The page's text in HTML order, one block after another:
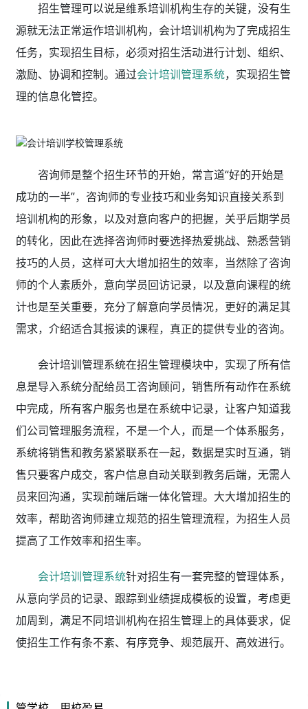
招生管理可以说是维系培训机构生存的关键，没有生
源就无法正常运作培训机构，会计培训机构为了完成招生
任务，实现招生目标，必须对招生活动进行计划、组织、
激励、协调和控制。通过会计培训管理系统，实现招生管
理的信息化管控。
咨询师是整个招生环节的开始，常言道“好的开始是
成功的一半”，咨询师的专业技巧和业务知识直接关系到
培训机构的形象，以及对意向客户的把握，关乎后期学员
的转化，因此在选择咨询师时要选择热爱挑战、熟悉营销
技巧的人员，这样可大大增加招生的效率，当然除了咨询
师的个人素质外，意向学员回访记录，以及意向课程的统
计也是至关重要，充分了解意向学员情况，更好的满足其
需求，介绍适合其报读的课程，真正的提供专业的咨询。
会计培训管理系统在招生管理模块中，实现了所有信
息是导入系统分配给员工咨询顾问，销售所有动作在系统
中完成，所有客户服务也是在系统中记录，让客户知道我
们公司管理服务流程，不是一个人，而是一个体系服务，
系统将销售和教务紧紧联系在一起，数据是实时互通，销
售只要客户成交，客户信息自动关联到教务后端，无需人
员来回沟通，实现前端后端一体化管理。大大增加招生的
效率，帮助咨询师建立规范的招生管理流程，为招生人员
提高了工作效率和招生率。
会计培训管理系统针对招生有一套完整的管理体系，
从意向学员的记录、跟踪到业绩提成模板的设置，考虑更
加周到，满足不同培训机构在招生管理上的具体要求，促
使招生工作有条不紊、有序竞争、规范展开、高效进行。